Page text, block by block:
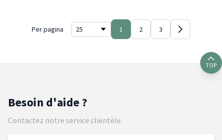
Per pagina 1 2 3
TOP
Besoin d'aide ?
Contactez notre service clientèle